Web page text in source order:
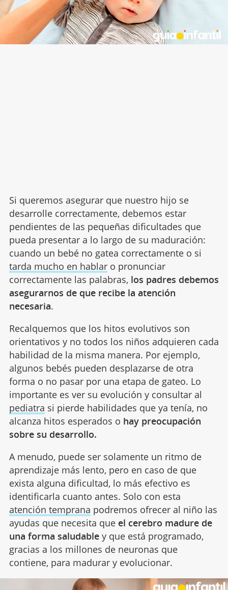
Si queremos asegurar que nuestro hijo se
desarrolle correctamente, debemos estar
pendientes de las pequeñas dificultades que
pueda presentar a lo largo de su maduración:
cuando un bebé no gatea correctamente o si
tarda mucho en hablaro pronunciar
correctamente las palabras, los padres debemos
asegurarnos de que recibe la atención
necesaria.
Recalquemos que los hitos evolutivos son
orientativos y no todos los niños adquieren cada
habilidad de la misma manera. Por ejemplo,
algunos bebés pueden desplazarse de otra
forma o no pasar por una etapa de gateo. Lo
importante es ver su evolución y consultar al
pediatra si pierde habilidades que ya tenía, no
alcanza hitos esperados o hay preocupación
sobre su desarrollo.
A menudo, puede ser solamente un ritmo de
aprendizaje más lento, pero en caso de que
exista alguna dificultad, lo más efectivo es
identificarla cuanto antes. Solo con esta
atención temprana podremos ofrecer al niño las
ayudas que necesita queel cerebro madure de
una forma saludable y que está programado,
gracias a los millones de neuronas que
contiene, para madurar y evolucionar.